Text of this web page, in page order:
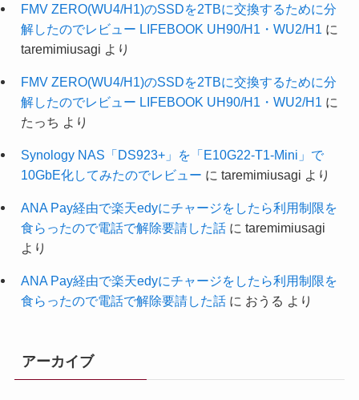
FMV ZERO(WU4/H1)のSSDを2TBに交換するために分
解したのでレビュー LIFEBOOK UH90/H1・WU2/H1 に
taremimiusagi より
FMV ZERO(WU4/H1)のSSDを2TBに交換するために分
解したのでレビュー LIFEBOOK UH90/H1・WU2/H1 に
たっち より
Synology NAS「DS923+」を「E10G22-T1-Mini」で
10GbE化してみたのでレビュー に taremimiusagi より
ANA Pay経由で楽天edyにチャージをしたら利用制限を
食らったので電話で解除要請した話に taremimiusagi
より
ANA Pay経由で楽天edyにチャージをしたら利用制限を
食らったので電話で解除要請した話に おうる より
アーカイブ